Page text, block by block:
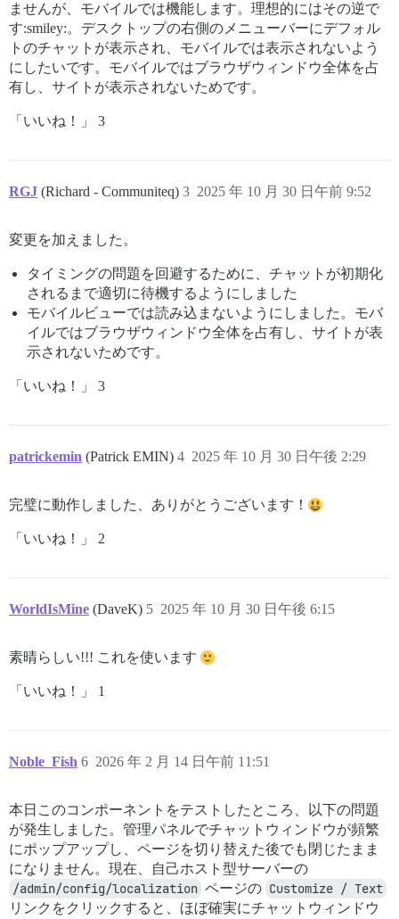
ませんが、モバイルでは機能します。理想的にはその逆で
す:smiley:。デスクトップの右側のメニューバーにデフォル
トのチャットが表示され、モバイルでは表示されないよう
にしたいです。モバイルではブラウザウィンドウ全体を占
有し、サイトが表示されないためです。
「いいね！」 3
RGJ (Richard - Communiteq) 2025 年 10 月 30 日午前 9:52
3
変更を加えました。
タイミングの問題を回避するために、チャットが初期化
されるまで適切に待機するようにしました
モバイルビューでは読み込まないようにしました。モバ
イルではブラウザウィンドウ全体を占有し、サイトが表
示されないためです。
「いいね！」 3
patrickemin (Patrick EMIN) 2025 年 10 月 30 日午後 2:29
4
完璧に動作しました、ありがとうございます！
「いいね！」 2
WorldIsMine (DaveK) 2025 年 10 月 30 日午後 6:15
5
素晴らしい!!! これを使います
「いいね！」 1
Noble_Fish 2026 年 2 月 14 日午前 11:51
6
本日このコンポーネントをテストしたところ、以下の問題
が発生しました。管理パネルでチャットウィンドウが頻繁
にポップアップし、ページを切り替えた後でも閉じたまま
になりません。現在、自己ホスト型サーバーの
/admin/config/localization ページの Customize / Text
リンクをクリックすると、ほぼ確実にチャットウィンドウ